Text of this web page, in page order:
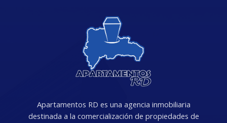
Apartamentos RD es una agencia inmobiliaria
destinada a la comercialización de propiedades de